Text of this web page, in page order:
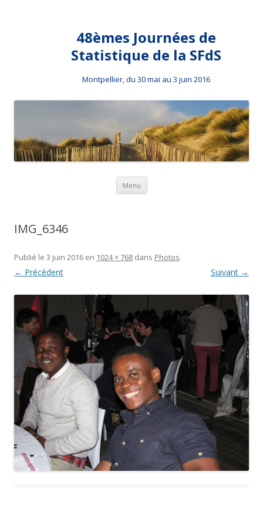
48èmes Journées de
Statistique de la SFdS
Montpellier, du 30 mai au 3 juin 2016
Menu Aller au contenu principal
IMG_6346
Publié le 3 juin 2016 en 1024 × 768 dans Photos.
← Précédent Suivant →